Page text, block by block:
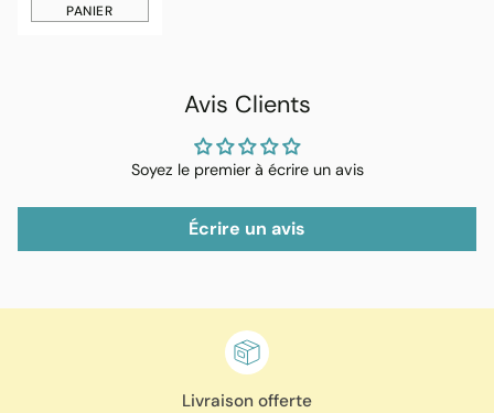
PANIER
Quantité
Avis Clients
Soyez le premier à écrire un avis
Écrire un avis
Livraison offerte